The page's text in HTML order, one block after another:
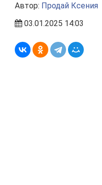
Автор: Продай Ксения
03.01.2025 14:03